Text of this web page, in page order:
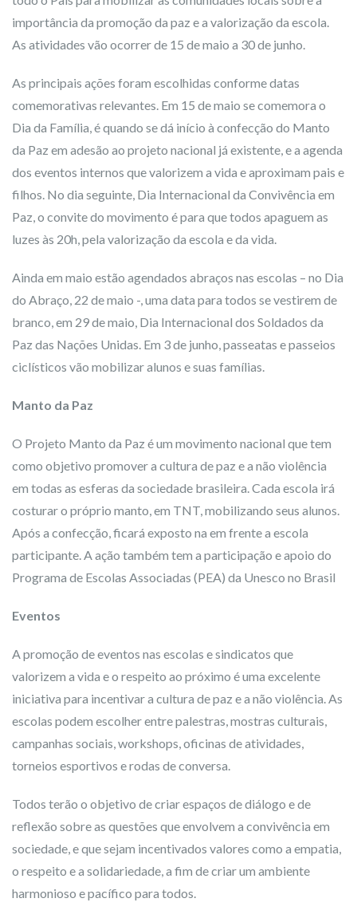
importância da promoção da paz e a valorização da escola.
As atividades vão ocorrer de 15 de maio a 30 de junho.
As principais ações foram escolhidas conforme datas
comemorativas relevantes. Em 15 de maio se comemora o
Dia da Família, é quando se dá início à confecção do Manto
da Paz em adesão ao projeto nacional já existente, e a agenda
dos eventos internos que valorizem a vida e aproximam pais e
filhos. No dia seguinte, Dia Internacional da Convivência em
Paz, o convite do movimento é para que todos apaguem as
luzes às 20h, pela valorização da escola e da vida.
Ainda em maio estão agendados abraços nas escolas – no Dia
do Abraço, 22 de maio -, uma data para todos se vestirem de
branco, em 29 de maio, Dia Internacional dos Soldados da
Paz das Nações Unidas. Em 3 de junho, passeatas e passeios
ciclísticos vão mobilizar alunos e suas famílias.
Manto da Paz
O Projeto Manto da Paz é um movimento nacional que tem
como objetivo promover a cultura de paz e a não violência
em todas as esferas da sociedade brasileira. Cada escola irá
costurar o próprio manto, em TNT, mobilizando seus alunos.
Após a confecção, ficará exposto na em frente a escola
participante. A ação também tem a participação e apoio do
Programa de Escolas Associadas (PEA) da Unesco no Brasil
Eventos
A promoção de eventos nas escolas e sindicatos que
valorizem a vida e o respeito ao próximo é uma excelente
iniciativa para incentivar a cultura de paz e a não violência. As
escolas podem escolher entre palestras, mostras culturais,
campanhas sociais, workshops, oficinas de atividades,
torneios esportivos e rodas de conversa.
Todos terão o objetivo de criar espaços de diálogo e de
reflexão sobre as questões que envolvem a convivência em
sociedade, e que sejam incentivados valores como a empatia,
o respeito e a solidariedade, a fim de criar um ambiente
harmonioso e pacífico para todos.